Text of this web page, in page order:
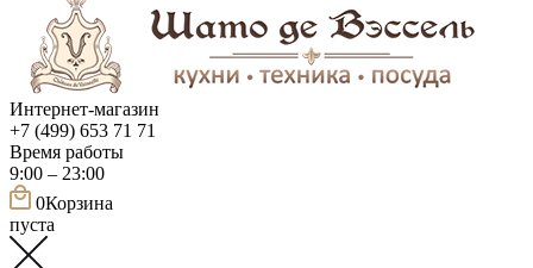
Интернет-магазин
+7 (499) 653 71 71
Время работы
9:00 – 23:00
0Корзина
пуста